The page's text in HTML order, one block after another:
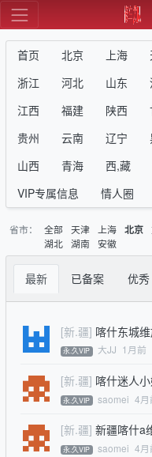
首页 北京 上海
浙江
河北 山东
江西
福建 陕西
贵州
云南 辽宁
山西
青海 西,藏
VIP专属信息
情人圈
省市： 全部 天津 上海 北京
湖北 湖南 安徽
最新 已备案 优秀
[新.疆] 喀什东城
永.久VIP 大JJ 1月前
[新.疆] 喀什迷人
永.久VIP saomei 4月
[新.疆] 新疆喀什a
永.久VIP saomei 4月